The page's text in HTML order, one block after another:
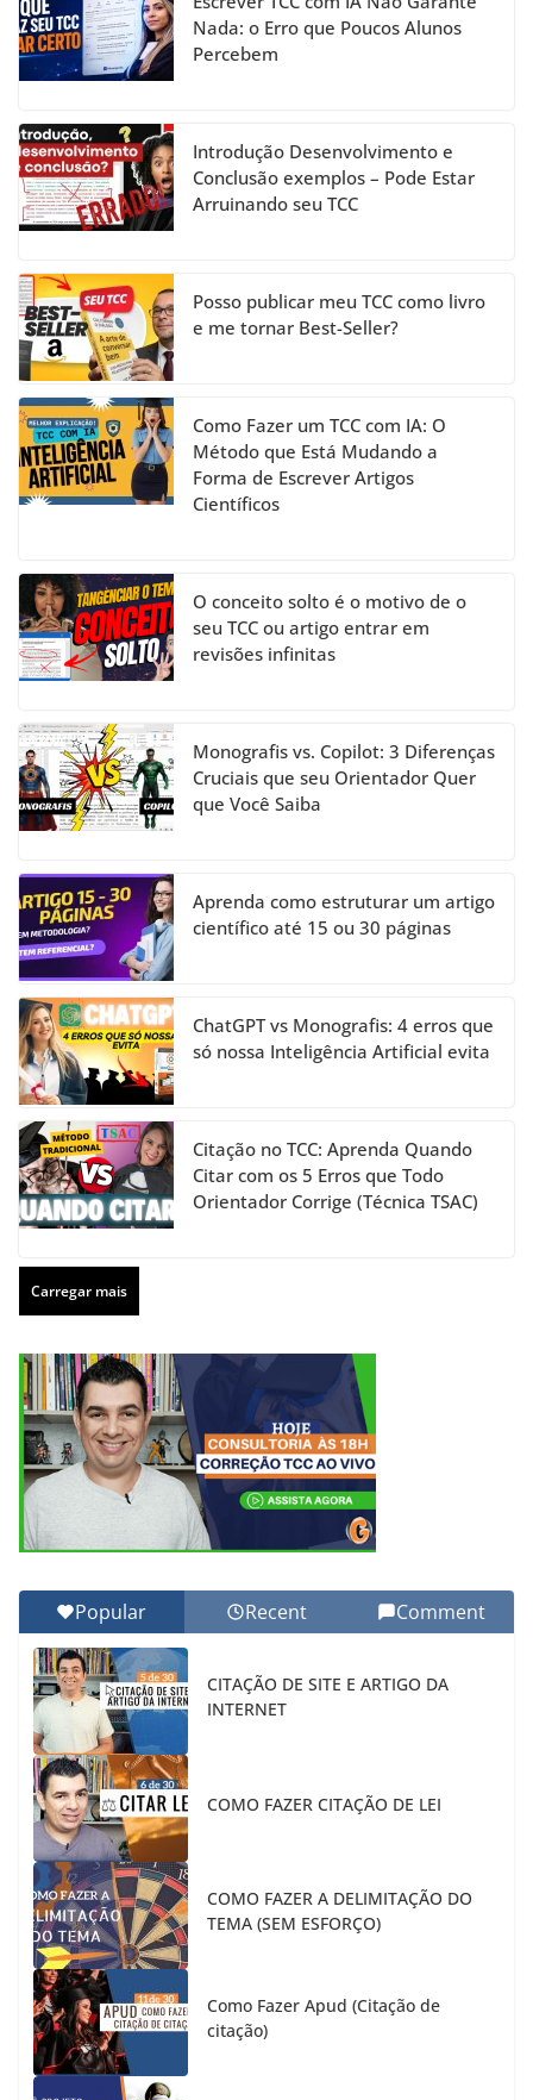
o
o
k
m n b
e
h
a
n
el
Nada: o Erro que Poucos Alunos
Percebem
Introdução Desenvolvimento e
Conclusão exemplos – Pode Estar
Arruinando seu TCC
Posso publicar meu TCC como livro
e me tornar Best-Seller?
Como Fazer um TCC com IA: O
Método que Está Mudando a
Forma de Escrever Artigos
Científicos
O conceito solto é o motivo de o
seu TCC ou artigo entrar em
revisões infinitas
Monografis vs. Copilot: 3 Diferenças
Cruciais que seu Orientador Quer
que Você Saiba
Aprenda como estruturar um artigo
científico até 15 ou 30 páginas
ChatGPT vs Monografis: 4 erros que
só nossa Inteligência Artificial evita
Citação no TCC: Aprenda Quando
Citar com os 5 Erros que Todo
Orientador Corrige (Técnica TSAC)
Carregar mais
Popular Recent Comment
CITAÇÃO DE SITE E ARTIGO DA
INTERNET
COMO FAZER CITAÇÃO DE LEI
COMO FAZER A DELIMITAÇÃO DO
TEMA (SEM ESFORÇO)
Como Fazer Apud (Citação de
citação)